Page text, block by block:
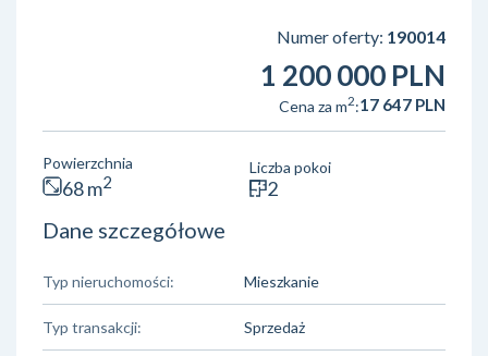
Numer oferty: 190014
1 200 000 PLN
Cena za m2:17 647 PLN
Powierzchnia
68 m2
Liczba pokoi
2
Dane szczegółowe
Typ nieruchomości: Mieszkanie
Typ transakcji: Sprzedaż